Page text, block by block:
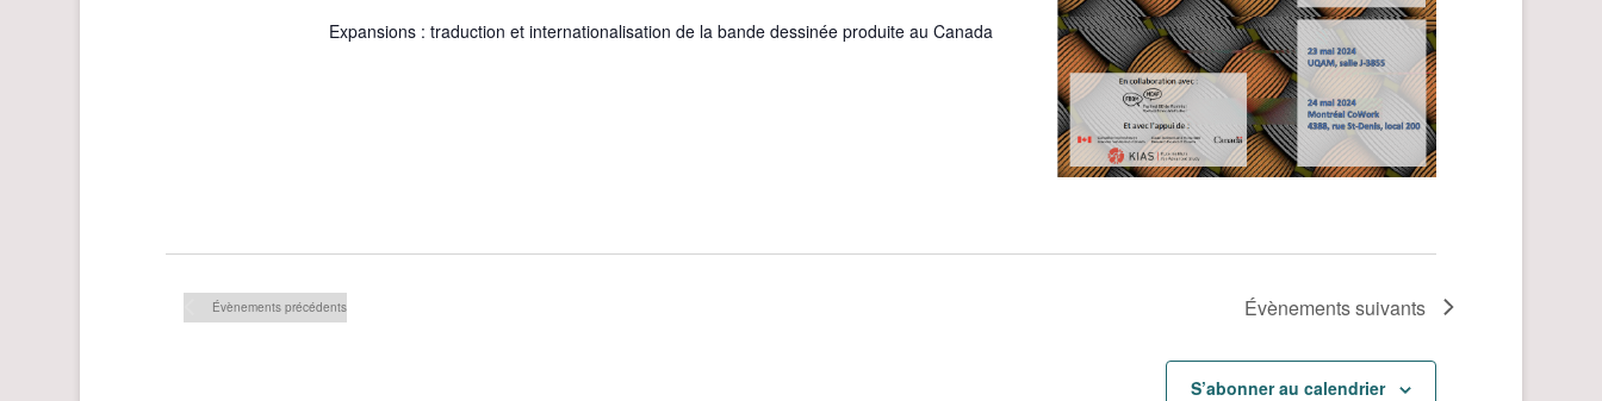
Expansions : traduction et internationalisation de la bande dessinée produite au Canada
Évènements précédents Évènementssuivants
S’abonner au calendrier